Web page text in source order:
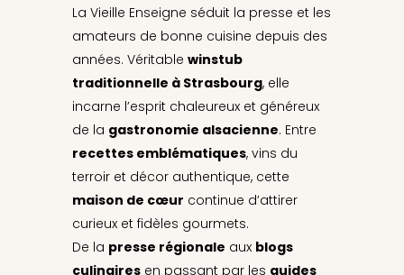
La Vieille Enseigne séduit la presse et les
amateurs de bonne cuisine depuis des
années. Véritable winstub
traditionnelle à Strasbourg, elle
incarne l’esprit chaleureux et généreux
de la gastronomie alsacienne. Entre
recettes emblématiques, vins du
terroir et décor authentique, cette
maison de cœur continue d’attirer
curieux et fidèles gourmets.
De la presse régionale aux blogs
culinairesen passant par les guides